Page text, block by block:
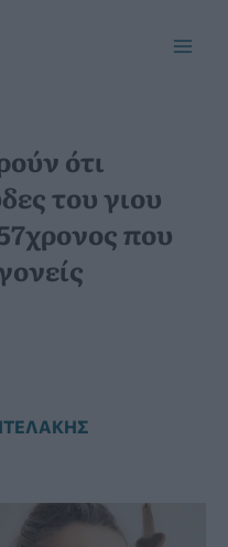
ότι
του γιου
που